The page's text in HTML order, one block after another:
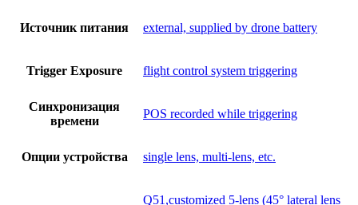
Источник питания external, supplied by drone battery
Trigger Exposure flight control system triggering
Синхронизация
времени
POS recorded while triggering
Опции устройства single lens, multi-lens, etc.
Q51,customized 5-lens (45° lateral lens